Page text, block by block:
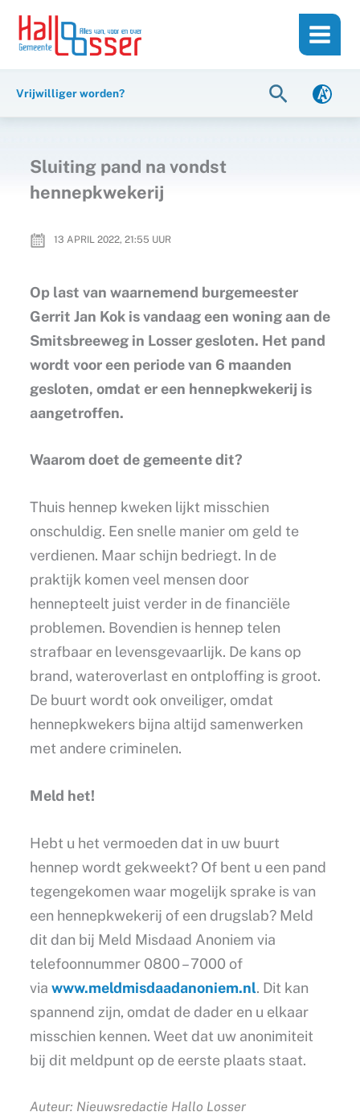
inhoud
naar
Vrijwilliger worden? Zoeken
Sluiting pand na vondst
hennepkwekerij
13 APRIL 2022, 21:55 UUR
Op last van waarnemend burgemeester
Gerrit Jan Kok is vandaag een woning aan de
Smitsbreeweg in Losser gesloten. Het pand
wordt voor een periode van 6 maanden
gesloten, omdat er een hennepkwekerij is
aangetroffen.
Waarom doet de gemeente dit?
Thuis hennep kweken lijkt misschien
onschuldig. Een snelle manier om geld te
verdienen. Maar schijn bedriegt. In de
praktijk komen veel mensen door
hennepteelt juist verder in de financiële
problemen. Bovendien is hennep telen
strafbaar en levensgevaarlijk. De kans op
brand, wateroverlast en ontploffing is groot.
De buurt wordt ook onveiliger, omdat
hennepkwekers bijna altijd samenwerken
met andere criminelen.
Meld het!
Hebt u het vermoeden dat in uw buurt
hennep wordt gekweekt? Of bent u een pand
tegengekomen waar mogelijk sprake is van
een hennepkwekerij of een drugslab? Meld
dit dan bij Meld Misdaad Anoniem via
telefoonnummer 0800 – 7000 of
via www.meldmisdaadanoniem.nl. Dit kan
spannend zijn, omdat de dader en u elkaar
misschien kennen. Weet dat uw anonimiteit
bij dit meldpunt op de eerste plaats staat.
Auteur: Nieuwsredactie Hallo Losser